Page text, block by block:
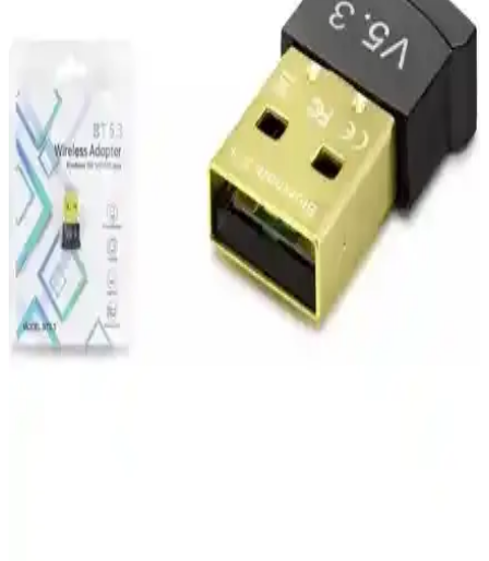
3D Qpart 5.1 ve KLASİST Masaüstü Bluetooth
Adaptörlerinin Karşılaştırması
İki Bluetooth adaptörünü detaylı karşılaştırıyoruz. 3D Qpart 5.1 hız
ve taşınabilirlik sunarken, KLASİST kolay kullanım ve uygun fiyat
sağlar. Hangi ürün sizin için daha uygun?
Media Markt Type-C Şarj Aletleri: Güvenilir ve
Hızlı Şarj Çözümleri
Media Markt'ta satılan Type-C şarj aletleri, hızlı şarj, yüksek güç
çıkışı ve güvenlik özellikleriyle öne çıkar. Güvenilir markalar ve
uygun fiyat seçenekleriyle elektronik cihazlarınızı en iyi şekilde
destekler.
İnfostar Acer Uyumlu 90W Notebook Adaptörü:
19V, 4.74A, 5.5×1.7 mm Uçlu, 24 Ay Garanti